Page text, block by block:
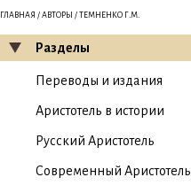
ГЛАВНАЯ / АВТОРЫ / ТЕМНЕНКО Г.М.
Разделы
Переводы и издания
Аристотель в истории
Русский Аристотель
Современный Аристотель